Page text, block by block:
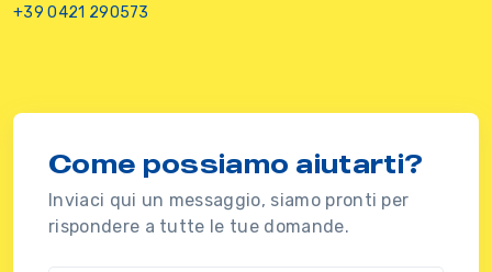
+39 0421 290573
Come possiamo aiutarti?
Inviaci qui un messaggio, siamo pronti per
rispondere a tutte le tue domande.